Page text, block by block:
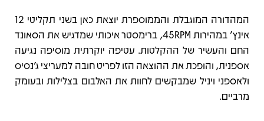
המהדורה המוגבלת והממוספרת יוצאת כאן בשני תקליטי 12
אינץ’ במהירות 45RPM, ברימסטר איכותי שמדגיש את הסאונד
החם והעשיר של ההקלטות. עטיפה יוקרתית מוסיפה נגיעה
אספנית, והופכת את ההוצאה הזו לפריט חובה למעריצי ג’נסיס
ולאספני ויניל שמבקשים לחוות את האלבום בצלילות ובעומק
מרביים.